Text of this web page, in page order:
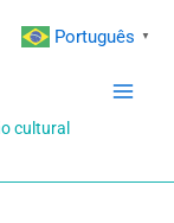
cultural
Português ▼